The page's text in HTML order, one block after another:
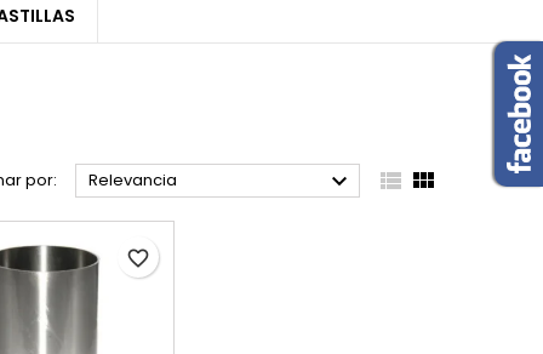
por: Relevancia   
favorite_border